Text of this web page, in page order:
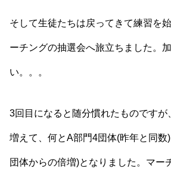
そして生徒たちは戻ってきて練習を
ーチングの抽選会へ旅立ちました。
い。。。
3回目になると随分慣れたものですが
増えて、何とA部門4団体(昨年と同数
団体からの倍増)となりました。マー